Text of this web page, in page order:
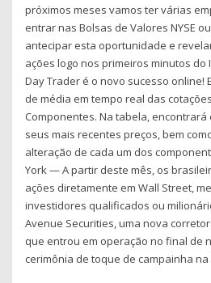
próximos meses vamos ter várias
entrar nas Bolsas de Valores NYSE
antecipar esta oportunidade e
ações logo nos primeiros minutos do
Day Trader é o novo sucesso online!
de média em tempo real das
Componentes. Na tabela, encontrará
seus mais recentes preços, bem
alteração de cada um dos
York — A partir deste mês, os
ações diretamente em Wall Street,
investidores qualificados ou
Avenue Securities, uma nova
que entrou em operação no final de
cerimônia de toque de campainha na